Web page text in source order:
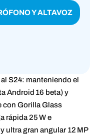
Y ALTAVOZ
S24: manteniendo el
Android 16 beta) y
con Gorilla Glass
rápida 25 W e
ultra gran angular 12 MP